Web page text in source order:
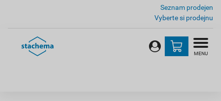
Seznam prodejen
Vyberte si prodejnu
MENU